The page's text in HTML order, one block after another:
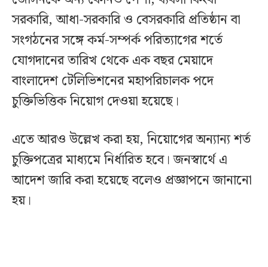
সরকারি, আধা-সরকারি ও বেসরকারি প্রতিষ্ঠান বা
সংগঠনের সঙ্গে কর্ম-সম্পর্ক পরিত্যাগের শর্তে
যোগদানের তারিখ থেকে এক বছর মেয়াদে
বাংলাদেশ টেলিভিশনের মহাপরিচালক পদে
চুক্তিভিত্তিক নিয়োগ দেওয়া হয়েছে।
এতে আরও উল্লেখ করা হয়, নিয়োগের অন্যান্য শর্ত
চুক্তিপত্রের মাধ্যমে নির্ধারিত হবে। জনস্বার্থে এ
আদেশ জারি করা হয়েছে বলেও প্রজ্ঞাপনে জানানো
হয়।